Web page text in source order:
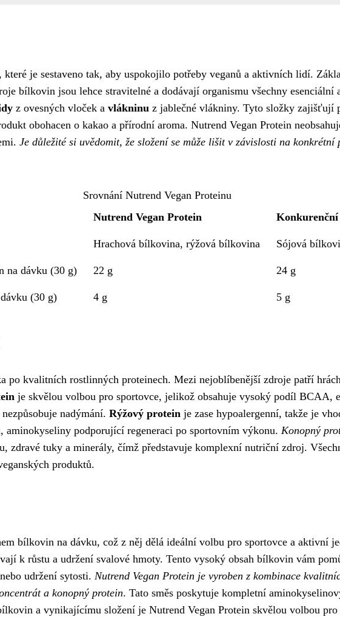
je sestaveno tak, aby uspokojilo potřeby veganů a aktivních lidí.
bílkovin jsou lehce stravitelné a dodávají organismu všechny esenciální
z ovesných vloček a vlákninu z jablečné vlákniny. Tyto složky zajišťují
obohacen o kakao a přírodní aroma. Nutrend Vegan Protein
Je důležité si uvědomit, že složení se může lišit v závislosti na konkrétní
Srovnání Nutrend Vegan Proteinu
Nutrend Vegan Protein
Hrachová bílkovina, rýžová bílkovina Sójová
na dávku (30 g) 22 g 24 g
(30 g) 4 g 5 g
po kvalitních rostlinných proteinech. Mezi nejoblíbenější zdroje patří
je skvělou volbou pro sportovce, jelikož obsahuje vysoký podíl BCAA,
nadýmání. Rýžový protein je zase hypoalergenní, takže je
aminokyseliny podporující regeneraci po sportovním výkonu. Konopný
zdravé tuky a minerály, čímž představuje komplexní nutriční zdroj.
produktů.
bílkovin na dávku, což z něj dělá ideální volbu pro sportovce a aktivní
k růstu a udržení svalové hmoty. Tento vysoký obsah bílkovin vám
udržení sytosti. Nutrend Vegan Protein je vyroben z kombinace
a konopný protein. Tato směs poskytuje kompletní
a vynikajícímu složení je Nutrend Vegan Protein skvělou volbou